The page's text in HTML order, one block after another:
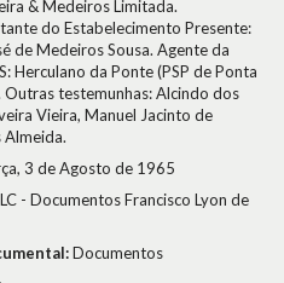
& Medeiros Limitada.
do Estabelecimento Presente:
de Medeiros Sousa. Agente da
Herculano da Ponte (PSP de Ponta
Outras testemunhas: Alcindo dos
Vieira, Manuel Jacinto de
3 de Agosto de 1965
- Documentos Francisco Lyon de
Documentos